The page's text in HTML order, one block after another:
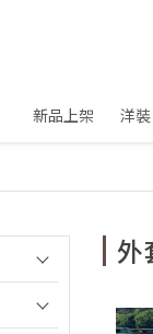
新品上架 洋裝
外